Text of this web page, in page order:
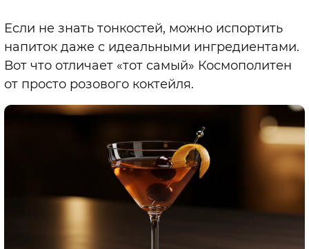
Если не знать тонкостей, можно испортить
напиток даже с идеальными ингредиентами.
Вот что отличает «тот самый» Космополитен
от просто розового коктейля.